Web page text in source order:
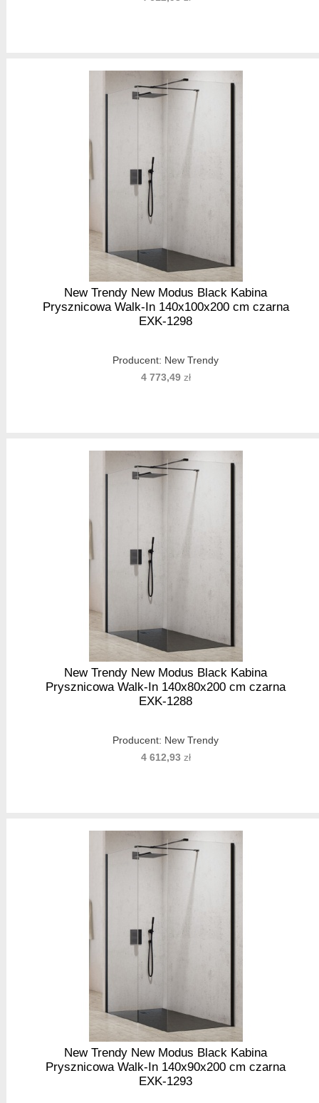
New Trendy New Modus Black Kabina
Prysznicowa Walk-In 140x100x200 cm czarna
EXK-1298
Producent: New Trendy
4 773,49zł
New Trendy New Modus Black Kabina
Prysznicowa Walk-In 140x80x200 cm czarna
EXK-1288
Producent: New Trendy
4 612,93zł
New Trendy New Modus Black Kabina
Prysznicowa Walk-In 140x90x200 cm czarna
EXK-1293